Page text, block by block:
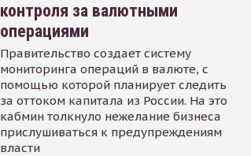
контроля за валютными
операциями
Правительство создает систему
мониторинга операций в валюте, с
помощью которой планирует следить
за оттоком капитала из России. На это
кабмин толкнуло нежелание бизнеса
прислушиваться к предупреждениям
власти